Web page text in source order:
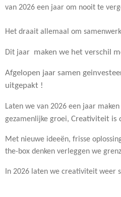
van 2026 een jaar om nooit te
Het draait allemaal om
Dit jaar maken we het verschil
Afgelopen jaar samen
uitgepakt !
Laten we van 2026 een jaar
gezamenlijke groei, Creativiteit is
Met nieuwe ideeën, frisse
the-box denken verleggen we
In 2026 laten we creativiteit weer